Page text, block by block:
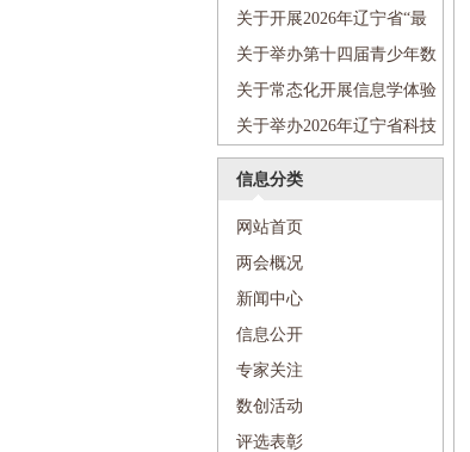
作的通知
持计划项目申报工作的通知
关于开展2026年辽宁省“最
美科技工作者”宣传选树活动的
通知
关于举办第十四届青少年数
学创新营的通知
关于常态化开展信息学体验
活动的通知
关于举办2026年辽宁省科技
活动周和辽宁省“全国科技工作
信息分类
网站首页
两会概况
新闻中心
信息公开
专家关注
数创活动
评选表彰